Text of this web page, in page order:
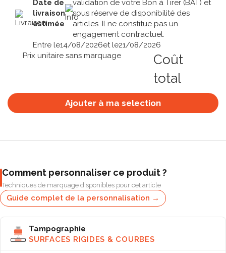
Date de
livraison
estimée
validation de votre Bon à Tirer (BAT) et
sous réserve de disponibilité des
articles. Il ne constitue pas un
engagement contractuel.
Entre le14/08/2026et le21/08/2026
Prix unitaire sans marquage
Coût
total
Ajouter à ma selection
Comment personnaliser ce produit ?
Techniques de marquage disponibles pour cet article
Guide complet de la personnalisation →
Tampographie
SURFACES RIGIDES & COURBES